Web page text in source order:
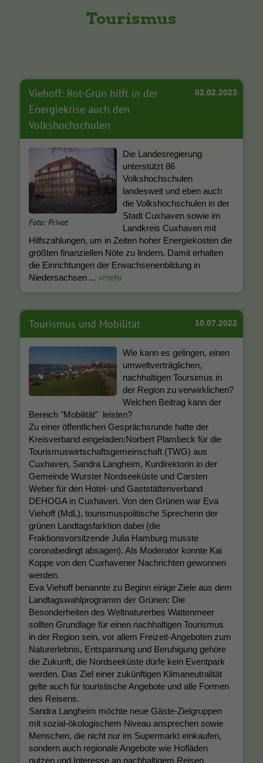
Tourismus
02.02.2023
Viehoff: Rot-Grün hilft in der
Energiekrise auch den
Volkshochschulen
Foto: Privat
Die Landesregierung
unterstützt 86
Volkshochschulen
landesweit und eben auch
die Volkshochschulen in der
Stadt Cuxhaven sowie im
Landkreis Cuxhaven mit
Hilfszahlungen, um in Zeiten hoher Energiekosten die
größten finanziellen Nöte zu lindern. Damit erhalten
die Einrichtungen der Erwachsenenbildung in
Niedersachsen ... »mehr
10.07.2022
Tourismus und Mobilität
Wie kann es gelingen, einen
umweltverträglichen,
nachhaltigen Toursimus in
der Region zu verwirklichen?
Welchen Beitrag kann der
Bereich "Mobilität" leisten?
Zu einer öffentlichen Gesprächsrunde hatte der
Kreisverband eingeladen:Norbert Plambeck für die
Tourismuswirtschaftsgemeinschaft (TWG) aus
Cuxhaven, Sandra Langheim, Kurdirektorin in der
Gemeinde Wurster Nordseeküste und Carsten
Weber für den Hotel- und Gaststättenverband
DEHOGA in Cuxhaven. Von den Grünen war Eva
Viehoff (MdL), tourismuspolitische Sprecherin der
grünen Landtagsfarktion dabei (die
Fraktionsvorsitzende Julia Hamburg musste
coronabedingt absagen). Als Moderator konnte Kai
Koppe von den Cuxhavener Nachrichten gewonnen
werden.
Eva Viehoff benannte zu Beginn einige Ziele aus dem
Landtagswahlprogramm der Grünen: Die
Besonderheiten des Weltnaturerbes Wattenmeer
sollten Grundlage für einen nachhaltigen Tourismus
in der Region sein, vor allem Freizeit-Angeboten zum
Naturerlebnis, Entspannung und Beruhigung gehöre
die Zukunft, die Nordseeküste dürfe kein Eventpark
werden. Das Ziel einer zukünftigen Klimaneutralität
gelte auch für touristische Angebote und alle Formen
des Reisens.
Sandra Langheim möchte neue Gäste-Zielgruppen
mit sozial-ökologischem Niveau ansprechen sowie
Menschen, die nicht nur im Supermarkt einkaufen,
sondern auch regionale Angebote wie Hofläden
nutzen und Interesse an nachhaltigem Reisen